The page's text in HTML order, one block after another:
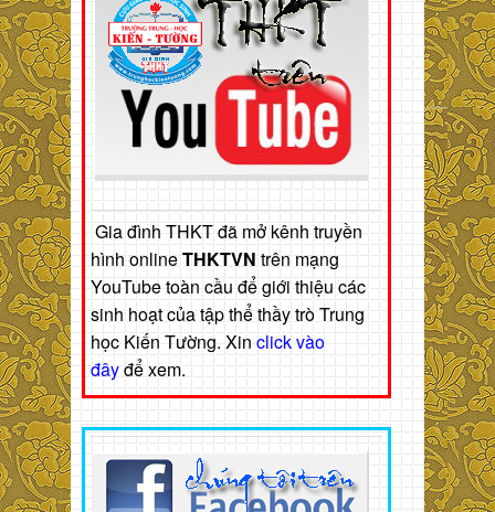
Gia đình THKT đã mở kênh truyền
hình onlineTHKTVN trên mạng
YouTube toàn cầu để giới thiệu các
sinh hoạt của tập thể thầy trò Trung
học Kiến Tường. Xin click vào
đâyđể xem.